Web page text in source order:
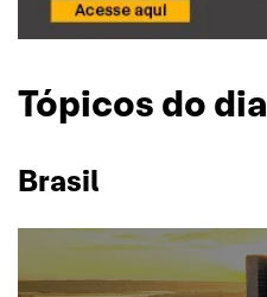
Tópicos do dia
Brasil